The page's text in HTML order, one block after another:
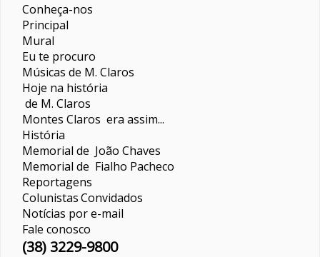
Conheça-nos
Principal
Mural
Eu te procuro
Músicas de M. Claros
Hoje na história
de M. Claros
Montes Claros era assim...
História
Memorial de João Chaves
Memorial de Fialho Pacheco
Reportagens
ColunistasConvidados
Notícias por e-mail
Fale conosco
(38) 3229-9800